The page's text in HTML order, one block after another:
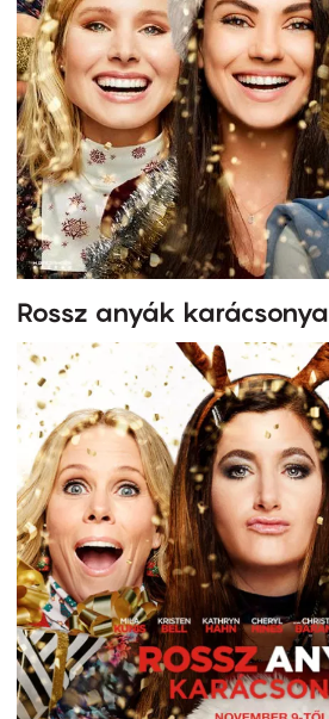
Rossz anyák karácsonya